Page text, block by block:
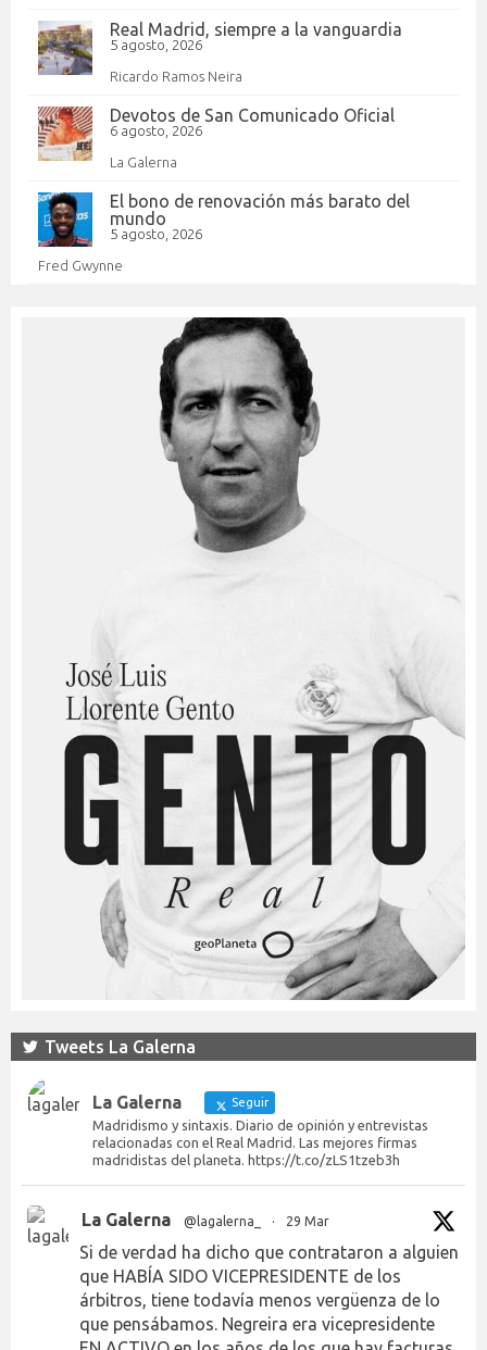
Real Madrid, siempre a la vanguardia
5 agosto, 2026
Ricardo Ramos Neira
Devotos de San Comunicado Oficial
6 agosto, 2026
La Galerna
El bono de renovación más barato del
mundo
5 agosto, 2026
Fred Gwynne
Tweets La Galerna
La Galerna Seguir
Madridismo y sintaxis. Diario de opinión y entrevistas
relacionadas con el Real Madrid. Las mejores firmas
madridistas del planeta. https://t.co/zLS1tzeb3h
La Galerna @lagalerna_ · 29 Mar
Si de verdad ha dicho que contrataron a alguien
que HABÍA SIDO VICEPRESIDENTE de los
árbitros, tiene todavía menos vergüenza de lo
que pensábamos. Negreira era vicepresidente